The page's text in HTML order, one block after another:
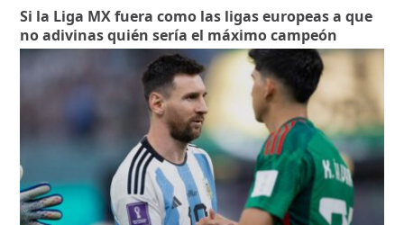
Si la Liga MX fuera como las ligas europeas a que
no adivinas quién sería el máximo campeón